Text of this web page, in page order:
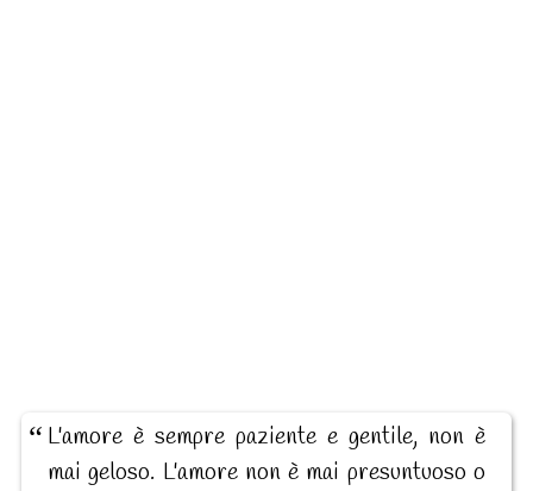
L'amore è sempre paziente e gentile, non è
mai geloso. L'amore non è mai presuntuoso o